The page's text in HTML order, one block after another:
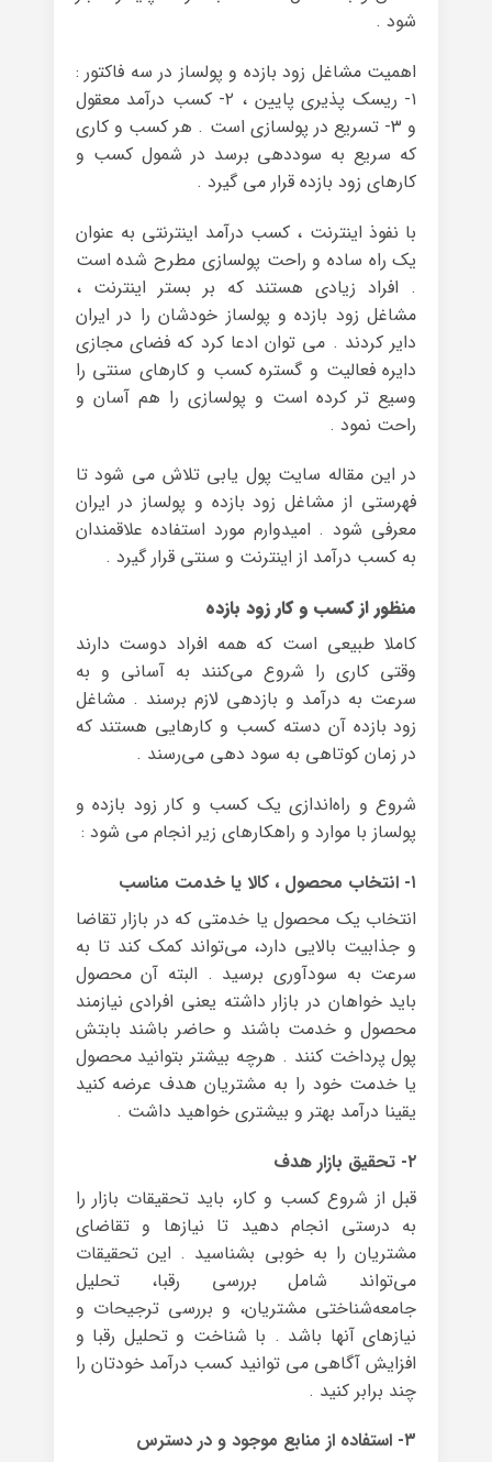
شود .
اهمیت مشاغل زود بازده و پولساز در سه فاکتور :
۱- ریسک پذیری پایین ، ۲- کسب درآمد معقول
و ۳- تسریع در پولسازی است . هر کسب و کاری
که سریع به سوددهی برسد در شمول کسب و
کارهای زود بازده قرار می گیرد .
با نفوذ اینترنت ، کسب درآمد اینترنتی به عنوان
یک راه ساده و راحت پولسازی مطرح شده است
. افراد زیادی هستند که بر بستر اینترنت ،
مشاغل زود بازده و پولساز خودشان را در ایران
دایر کردند . می توان ادعا کرد که فضای مجازی
دایره فعالیت و گستره کسب و کارهای سنتی را
وسیع تر کرده است و پولسازی را هم آسان و
راحت نمود .
در این مقاله سایت پول یابی تلاش می شود تا
فهرستی از مشاغل زود بازده و پولساز در ایران
معرفی شود . امیدوارم مورد استفاده علاقمندان
به کسب درآمد از اینترنت و سنتی قرار گیرد .
منظور از کسب و کار زود بازده
کاملا طبیعی است که همه افراد دوست دارند
وقتی کاری را شروع می‌کنند به آسانی و به
سرعت به درآمد و بازدهی لازم برسند . مشاغل
زود بازده آن دسته کسب و کارهایی هستند که
در زمان کوتاهی به سود دهی می‌رسند .
شروع و راه‌اندازی یک کسب و کار زود بازده و
پولساز با موارد و راهکارهای زیر انجام می شود :
۱- انتخاب محصول ، کالا یا خدمت مناسب
انتخاب یک محصول یا خدمتی که در بازار تقاضا
و جذابیت بالایی دارد، می‌تواند کمک کند تا به
سرعت به سودآوری برسید . البته آن محصول
باید خواهان در بازار داشته یعنی افرادی نیازمند
محصول و خدمت باشند و حاضر باشند بابتش
پول پرداخت کنند . هرچه بیشتر بتوانید محصول
یا خدمت خود را به مشتریان هدف عرضه کنید
یقینا درآمد بهتر و بیشتری خواهید داشت .
۲- تحقیق بازار هدف
قبل از شروع کسب و کار، باید تحقیقات بازار را
به درستی انجام دهید تا نیازها و تقاضای
مشتریان را به خوبی بشناسید . این تحقیقات
می‌تواند شامل بررسی رقبا، تحلیل
جامعه‌شناختی مشتریان، و بررسی ترجیحات و
نیازهای آنها باشد . با شناخت و تحلیل رقبا و
افزایش آگاهی می توانید کسب درآمد خودتان را
چند برابر کنید .
۳- استفاده از منابع موجود و در دسترس